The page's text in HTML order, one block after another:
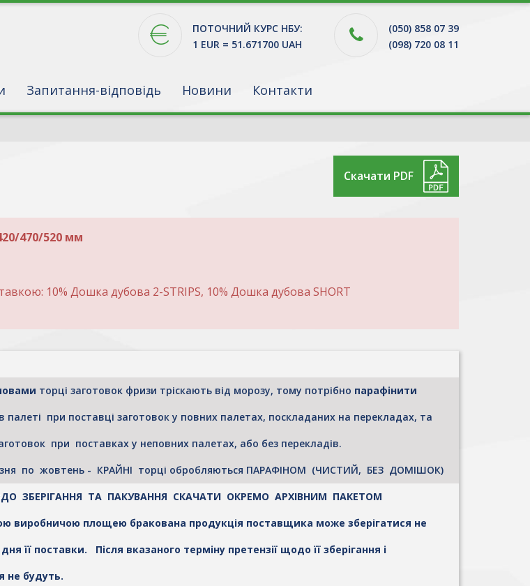
(050) 858 07 39
(098) 720 08 11
ПОТОЧНИЙ КУРС НБУ:
1 EUR = 51.671700 UAH
Запитання-відповідь Новини Контакти
Скачати PDF
420/470/520 мм​
10% Дошка дубова 2-STRIPS, 10% Дошка дубова SHORT
торці заготовок фризи тріскають від морозу, тому потрібно парафінити
палеті при поставці заготовок у повних палетах, поскладаних на перекладах, та
при поставках у неповних палетах, або без перекладів.
по жовтень - КРАЙНІ торці обробляються ПАРАФІНОМ (ЧИСТИЙ, БЕЗ ДОМІШОК)
ЗБЕРІГАННЯ ТА ПАКУВАННЯ СКАЧАТИ ОКРЕМО АРХІВНИМ ПАКЕТОМ
виробничою площею бракована продукція поставщика може зберігатися не
її поставки. Після вказаного терміну претензії щодо її зберігання і
не будуть.